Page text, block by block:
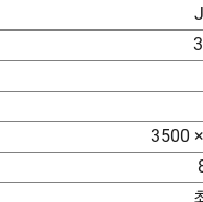
3500